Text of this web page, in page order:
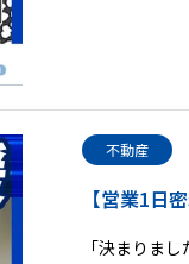
不動産
【営業1日
「決まりま